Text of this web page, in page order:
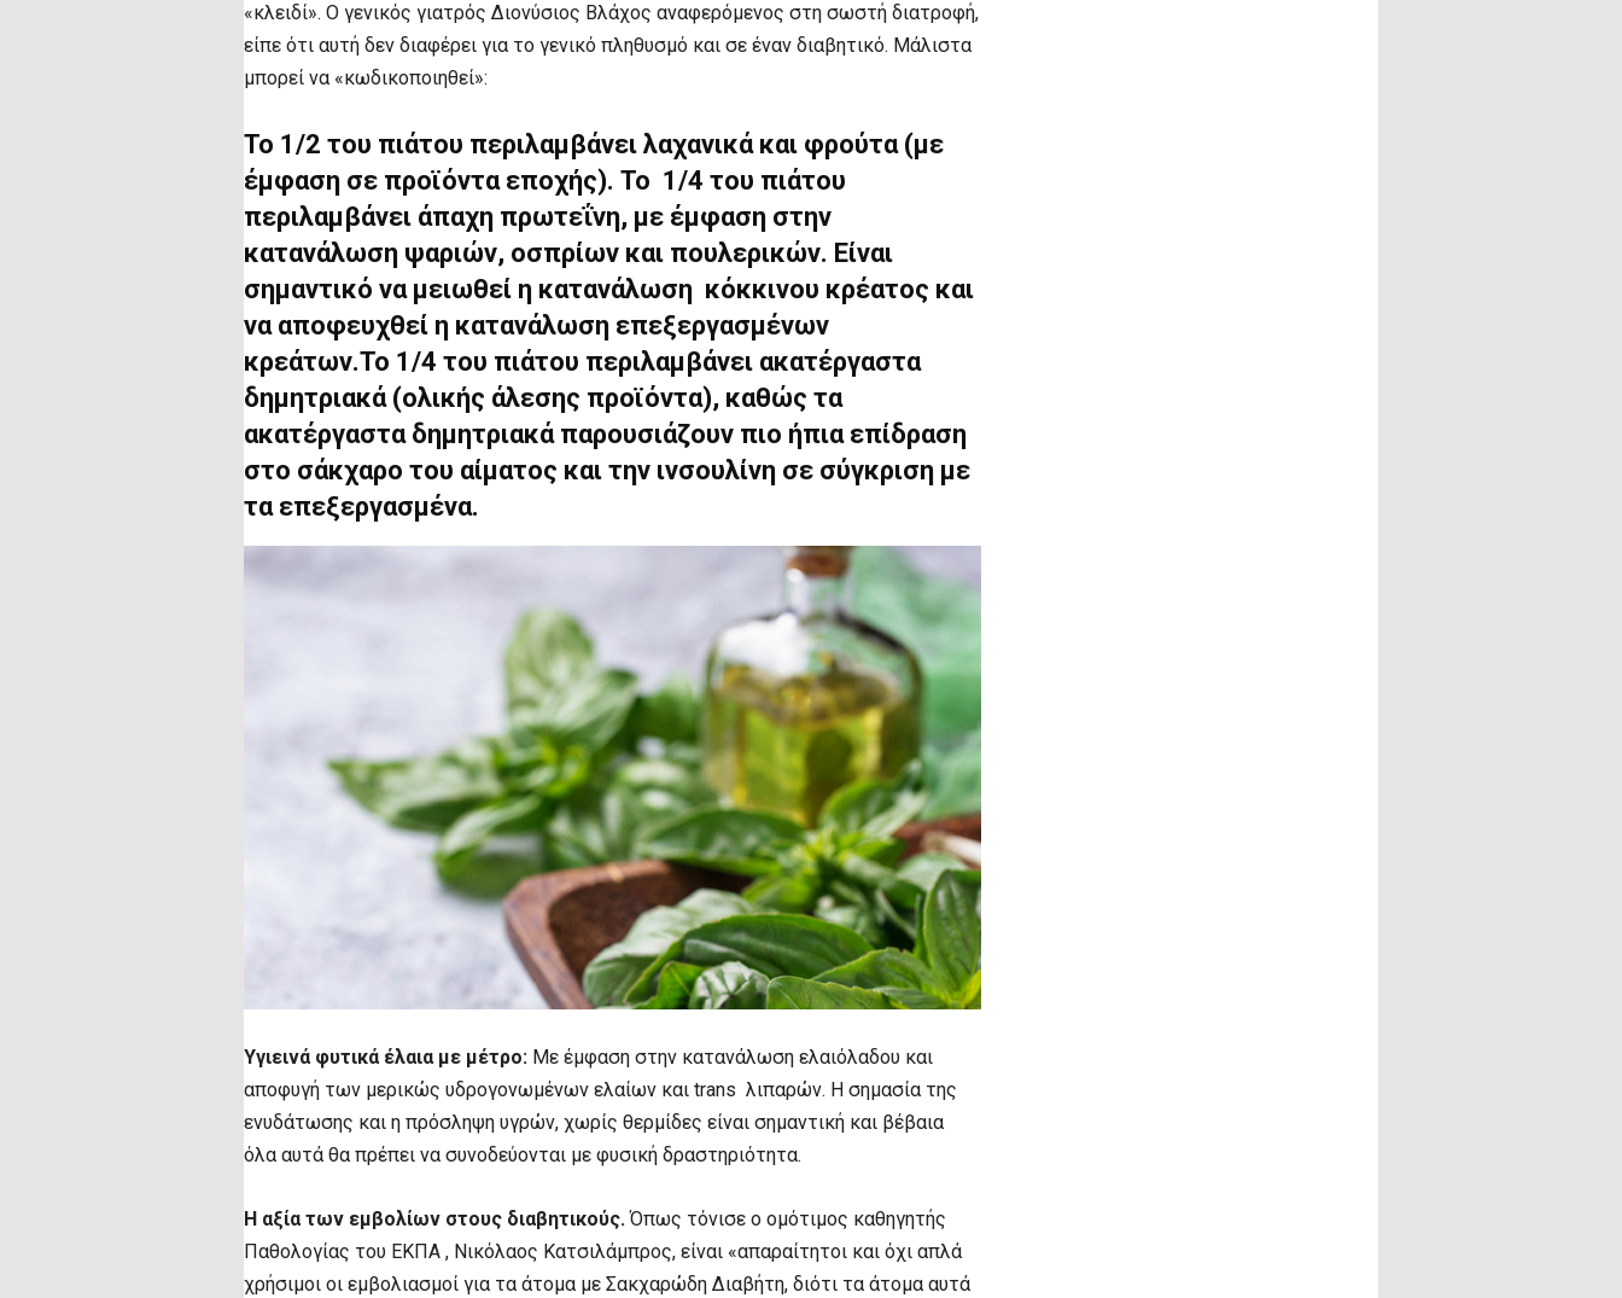
«κλειδί». Ο γενικός γιατρός Διονύσιος Βλάχος αναφερόμενος στη σωστή διατροφή,
είπε ότι αυτή δεν διαφέρει για το γενικό πληθυσμό και σε έναν διαβητικό. Μάλιστα
μπορεί να «κωδικοποιηθεί»:
Το 1/2 του πιάτου περιλαμβάνει λαχανικά και φρούτα (με
έμφαση σε προϊόντα εποχής). Το 1/4 του πιάτου
περιλαμβάνει άπαχη πρωτεΐνη, με έμφαση στην
κατανάλωση ψαριών, οσπρίων και πουλερικών. Είναι
σημαντικό να μειωθεί η κατανάλωση κόκκινου κρέατος και
να αποφευχθεί η κατανάλωση επεξεργασμένων
κρεάτων.Το 1/4 του πιάτου περιλαμβάνει ακατέργαστα
δημητριακά (ολικής άλεσης προϊόντα), καθώς τα
ακατέργαστα δημητριακά παρουσιάζουν πιο ήπια επίδραση
στο σάκχαρο του αίματος και την ινσουλίνη σε σύγκριση με
τα επεξεργασμένα.
Υγιεινά φυτικά έλαια με μέτρο: Με έμφαση στην κατανάλωση ελαιόλαδου και
αποφυγή των μερικώς υδρογονωμένων ελαίων και trans λιπαρών. Η σημασία της
ενυδάτωσης και η πρόσληψη υγρών, χωρίς θερμίδες είναι σημαντική και βέβαια
όλα αυτά θα πρέπει να συνοδεύονται με φυσική δραστηριότητα.
Η αξία των εμβολίων στους διαβητικούς.Όπως τόνισε ο ομότιμος καθηγητής
Παθολογίας του ΕΚΠΑ , Νικόλαος Κατσιλάμπρος, είναι «απαραίτητοι και όχι απλά
χρήσιμοι οι εμβολιασμοί για τα άτομα με Σακχαρώδη Διαβήτη, διότι τα άτομα αυτά